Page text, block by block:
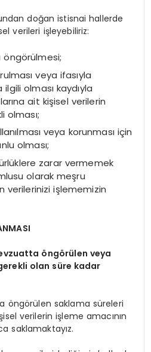
doğan istisnai hallerde
verileri işleyebiliriz:
öngörülmesi;
veya ifasıyla
olması kaydıyla
ait kişisel verilerin
olması;
veya korunması için
olması;
zarar vermemek
olarak meşru
verilerinizi işlememizin
öngörülen veya
olan süre kadar
öngörülen saklama süreleri
verilerin işleme amacının
saklamaktayız.